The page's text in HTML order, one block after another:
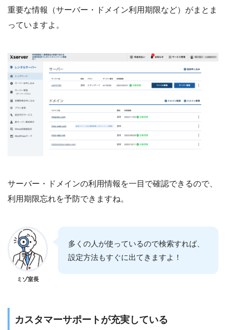
重要な情報（サーバー・ドメイン利用期限など）がまとま
っていますよ。
サーバー・ドメインの利用情報を一目で確認できるので、
利用期限忘れを予防できますね。
ミゾ室長
多くの人が使っているので検索すれば、
設定方法もすぐに出てきますよ！
カスタマーサポートが充実している